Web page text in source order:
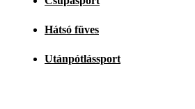
Hátsó füves
Utánpótlássport